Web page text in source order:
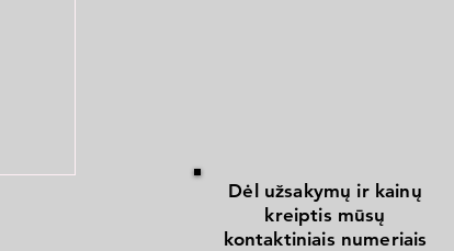
Dėl užsakymų ir kainų
kreiptis mūsų
kontaktiniais numeriais